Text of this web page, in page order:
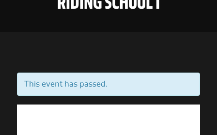
This event has passed.